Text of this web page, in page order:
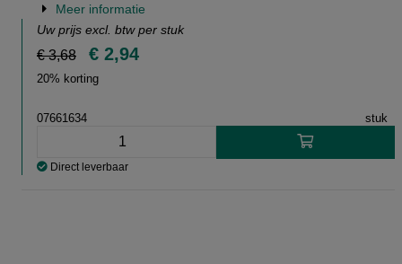
Meer informatie
Uw prijs excl. btw per stuk
€ 3,68 € 2,94
20% korting
07661634 stuk
Direct leverbaar